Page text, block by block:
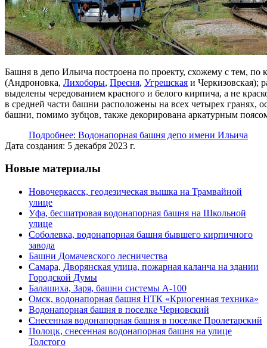
Башня в депо Ильича построена по проекту, схожему с тем,
(Андроновка, Лихоборы, Пресня, Угрешская и Черкизовская);
выделены чередованием красного и белого кирпича, а не
в средней части башни расположены на всех четырех гранях,
башни, помимо зубцов, также декорирована аркатурным
Подробнее: Водонапорная башня депо имени Ильича
Дата создания: 5 декабря 2023 г.
Новые материалы
Новочеркасск, геодезическая вышка на Трамвайной
улице
Уфа, бесшатровая водонапорная башня на Школьной
улице
Соболевка, водонапорная башня бывшего кирпичного
завода
Башни Домачевского лесничества
Самара, Дворянская улица, пожарная каланча на здании
Городской Думы
Балашиха, Заря, башни системы А-100
Омск, водонапорная башня НТК «Криогенная техника»
Водонапорная башня в поселке Черновский
Снесенная водонапорная башня в поселке Пролетарский
Полоцк, снесенная водонапорная башня на улице
Толстого